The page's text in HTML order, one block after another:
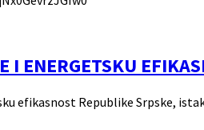
I ENERGETSKU
efikasnost Republike Srpske,